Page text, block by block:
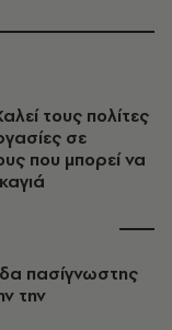
τους πολίτες
σε
που μπορεί να
πασίγνωστης
την